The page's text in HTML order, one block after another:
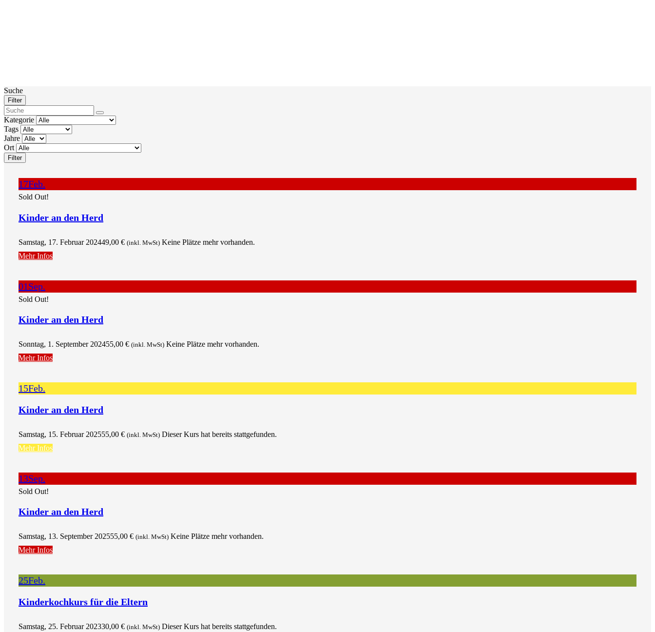
Suche
Filter
Kategorie
Tags
Jahre
Ort
Filter
17Feb.
Sold Out!
Kinder an den Herd
Samstag, 17. Februar 202449,00 € (inkl. MwSt) Keine Plätze mehr vorhanden.
Mehr Infos
01Sep.
Sold Out!
Kinder an den Herd
Sonntag, 1. September 202455,00 € (inkl. MwSt) Keine Plätze mehr vorhanden.
Mehr Infos
15Feb.
Kinder an den Herd
Samstag, 15. Februar 202555,00 € (inkl. MwSt) Dieser Kurs hat bereits stattgefunden.
Mehr Infos
13Sep.
Sold Out!
Kinder an den Herd
Samstag, 13. September 202555,00 € (inkl. MwSt) Keine Plätze mehr vorhanden.
Mehr Infos
25Feb.
Kinderkochkurs für die Eltern
Samstag, 25. Februar 202330,00 € (inkl. MwSt) Dieser Kurs hat bereits stattgefunden.